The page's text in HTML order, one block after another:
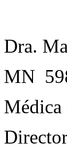
Dra.
MN
Médica